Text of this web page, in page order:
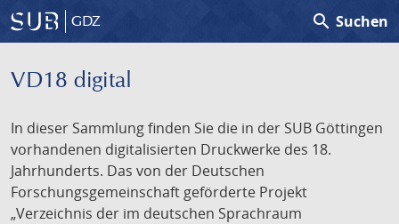
GDZ search Suchen
VD18 digital
In dieser Sammlung finden Sie die in der SUB Göttingen
vorhandenen digitalisierten Druckwerke des 18.
Jahrhunderts. Das von der Deutschen
Forschungsgemeinschaft geförderte Projekt
„Verzeichnis der im deutschen Sprachraum